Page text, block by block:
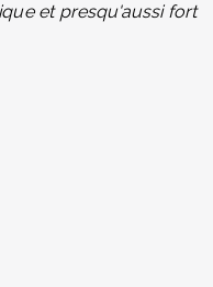
et presqu'aussi fort